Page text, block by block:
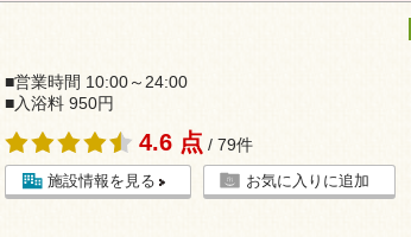
■営業時間 10:00～24:00
■入浴料 950円
4.6 点 / 79件
施設情報を見る お気に入りに追加